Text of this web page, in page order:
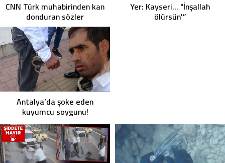
CNN Türk muhabirinden kan
donduran sözler
Yer: Kayseri… “İnşallah
ölürsün'”
Antalya’da şoke eden
kuyumcu soygunu!